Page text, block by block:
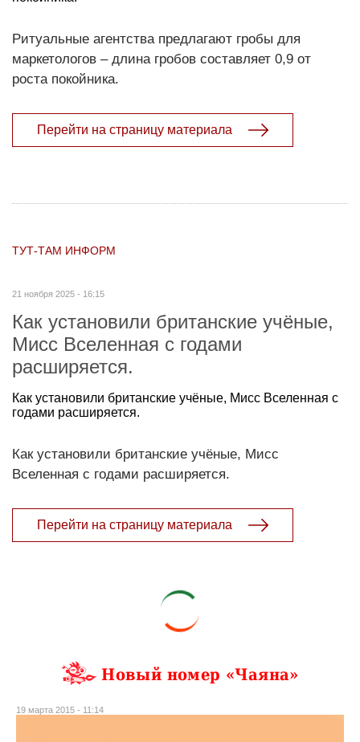
Ритуальные агентства предлага­ют гробы для
маркетологов – длина гробов составляет 0,9 от
роста покойника.
Перейти на страницу материала
ТУТ-ТАМ ИНФОРМ
21 ноября 2025 - 16:15
Как установили британские учёные,
Мисс Вселенная с годами
расширяется.
Как установили британские учёные, Мисс Вселенная с
годами расширяется.
Как установили британские учёные, Мисс
Вселенная с годами расширяется.
Перейти на страницу материала
Новый номер «Чаяна»
19 марта 2015 - 11:14